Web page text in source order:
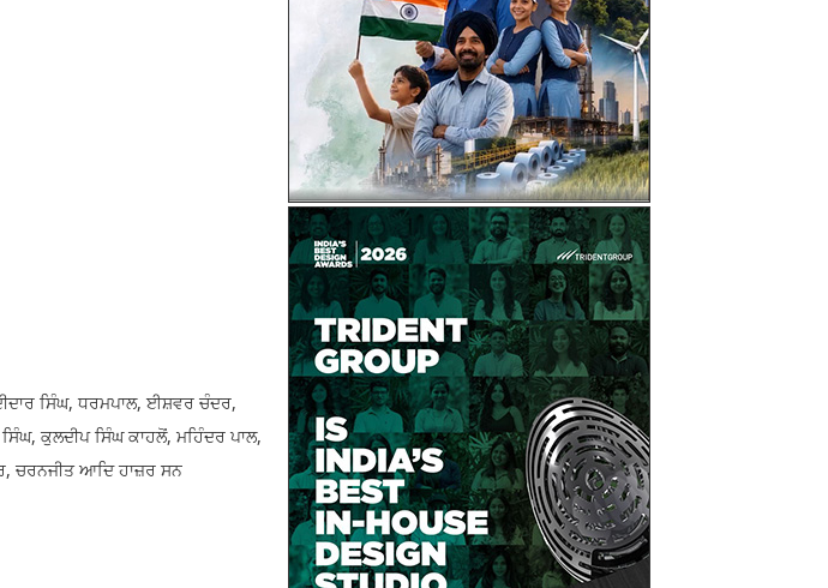
ਸਿੰਘ, ਧਰਮਪਾਲ, ਈਸ਼ਵਰ ਚੰਦਰ,
ਕੁਲਦੀਪ ਸਿੰਘ ਕਾਹਲੋਂ, ਮਹਿੰਦਰ ਪਾਲ,
ਚਰਨਜੀਤ ਆਦਿ ਹਾਜ਼ਰ ਸਨ